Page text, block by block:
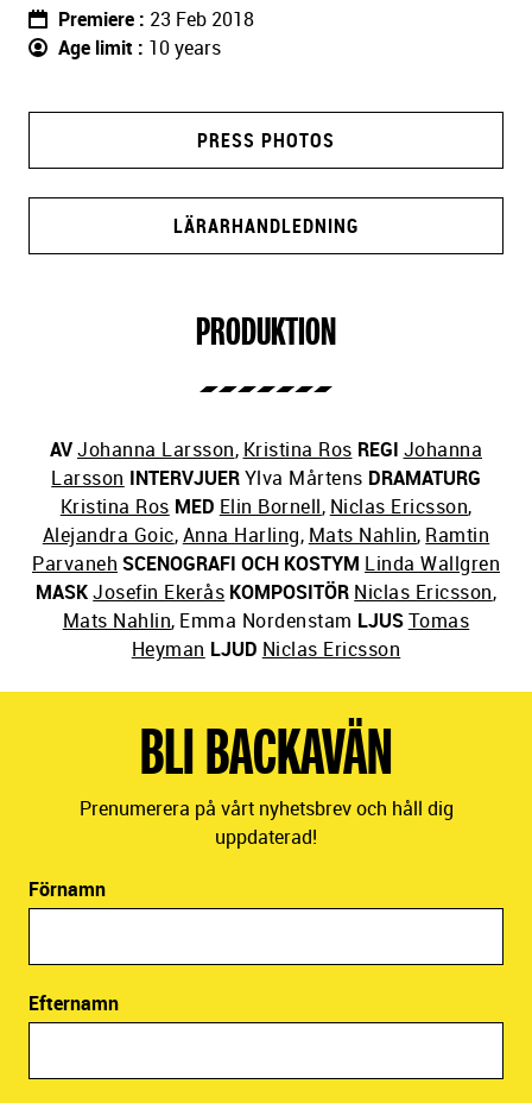
Premiere
23 Feb 2018
Age limit
10 years
PRESS PHOTOS
LÄRARHANDLEDNING
PRODUKTION
AVJohanna Larsson, Kristina Ros REGI Johanna
Larsson INTERVJUERYlva Mårtens DRAMATURG
Kristina Ros MED Elin Bornell, Niclas Ericsson,
Alejandra Goic,Anna Harling, Mats Nahlin, Ramtin
Parvaneh SCENOGRAFI OCH KOSTYM Linda Wallgren
MASKJosefin Ekerås KOMPOSITÖR Niclas Ericsson,
Mats Nahlin, Emma Nordenstam LJUSTomas
Heyman LJUD Niclas Ericsson
BLI BACKAVÄN
Prenumerera på vårt nyhetsbrev och håll dig
uppdaterad!
Förnamn
Efternamn